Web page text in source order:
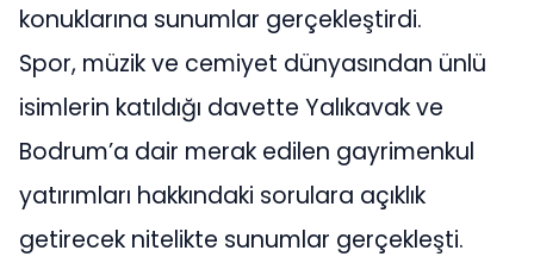
konuklarına sunumlar gerçekleştirdi.
Spor, müzik ve cemiyet dünyasından ünlü
isimlerin katıldığı davette Yalıkavak ve
Bodrum’a dair merak edilen gayrimenkul
yatırımları hakkındaki sorulara açıklık
getirecek nitelikte sunumlar gerçekleşti.